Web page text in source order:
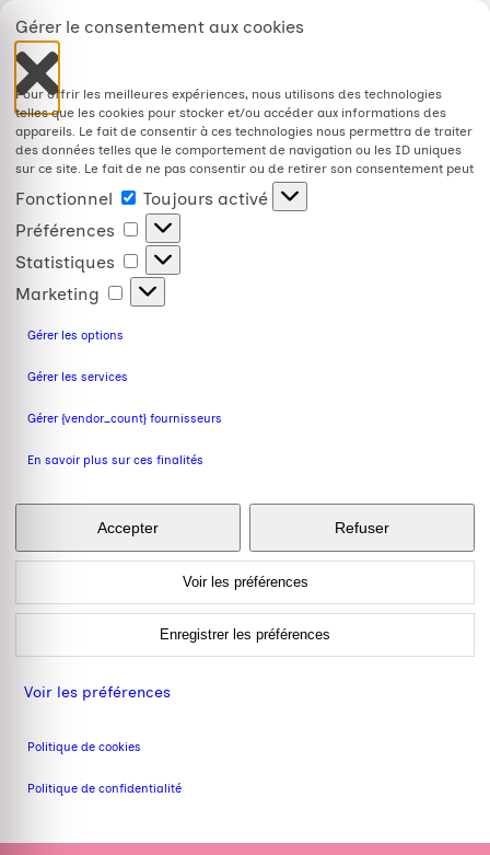
Gérer le consentement aux cookies
Pour offrir les meilleures expériences, nous utilisons des technologies
telles que les cookies pour stocker et/ou accéder aux informations des
appareils. Le fait de consentir à ces technologies nous permettra de traiter
des données telles que le comportement de navigation ou les ID uniques
sur ce site. Le fait de ne pas consentir ou de retirer son consentement peut
avoir un effet négatif sur certaines caractéristiques et fonctions.
Fonctionnel
Toujours activé
Préférences
Statistiques
Marketing
Gérer les options
Gérer les services
Gérer {vendor_count} fournisseurs
En savoir plus sur ces finalités
Accepter Refuser
Voir les préférences
Enregistrer les préférences
Voir les préférences
Politique de cookies
Politique de confidentialité